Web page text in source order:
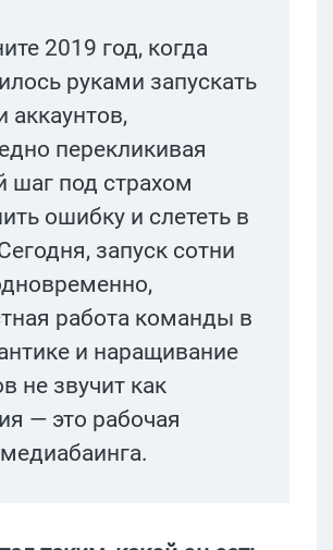
2019 год, когда
руками запускать
аккаунтов,
перекликивая
шаг под страхом
ошибку и слететь в
запуск сотни
работа команды в
и наращивание
не звучит как
— это рабочая